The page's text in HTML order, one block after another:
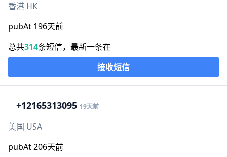
香港 HK
pubAt 196天前
总共314条短信，最新一条在
接收短信
+12165313095 19天前
美国 USA
pubAt 206天前